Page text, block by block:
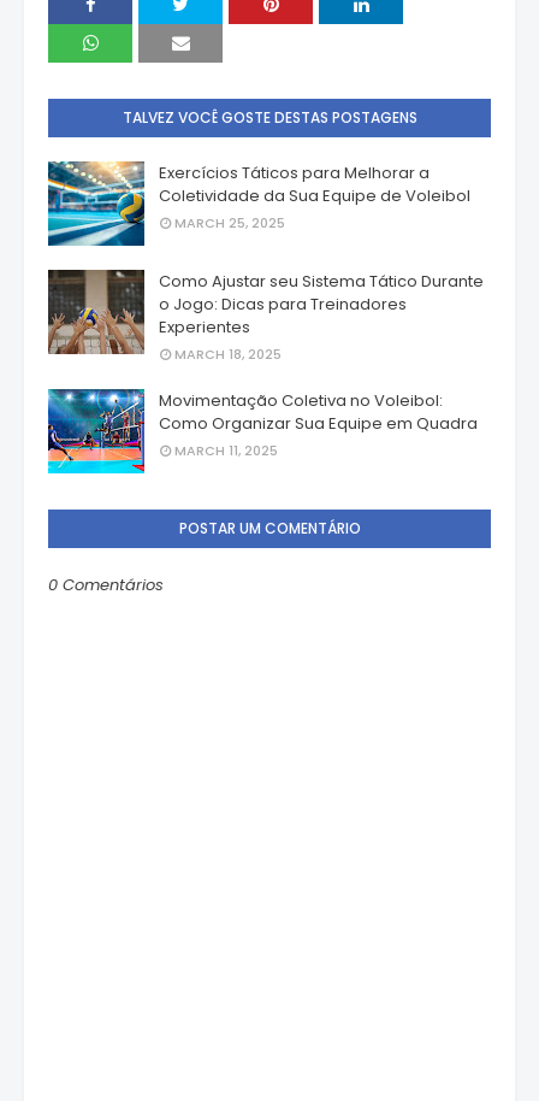
TALVEZ VOCÊ GOSTE DESTAS POSTAGENS
Exercícios Táticos para Melhorar a
Coletividade da Sua Equipe de Voleibol
MARCH 25, 2025
Como Ajustar seu Sistema Tático Durante
o Jogo: Dicas para Treinadores
Experientes
MARCH 18, 2025
Movimentação Coletiva no Voleibol:
Como Organizar Sua Equipe em Quadra
MARCH 11, 2025
POSTAR UM COMENTÁRIO
0 Comentários